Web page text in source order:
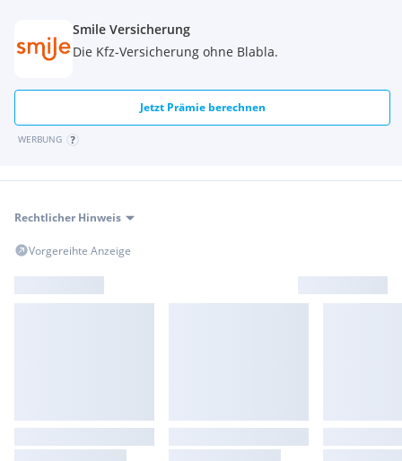
Smile Versicherung
Die Kfz-Versicherung ohne Blabla.
Jetzt Prämie berechnen
WERBUNG
Rechtlicher Hinweis
Vorgereihte Anzeige